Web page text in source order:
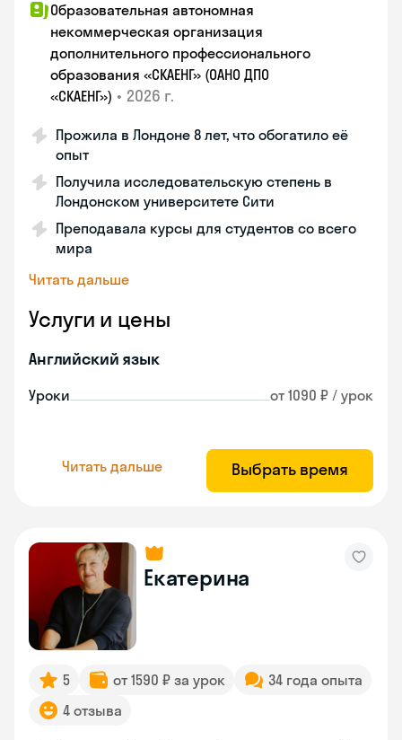
Образовательная автономная
некоммерческая организация
дополнительного профессионального
образования «СКАЕНГ» (ОАНО ДПО
«СКАЕНГ») • 2026 г.
Прожила в Лондоне 8 лет, что обогатило её
опыт
Получила исследовательскую степень в
Лондонском университете Сити
Преподавала курсы для студентов со всего
мира
Читать дальше
Услуги и цены
Английский язык
Уроки от 1090 ₽ / урок
Читать дальше Выбрать время
Екатерина
5 от 1590 ₽ за урок
34 года опыта
4 отзыва